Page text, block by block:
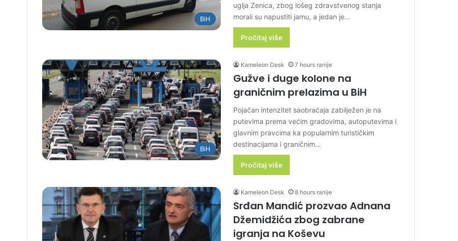
BiH
uglja Zenica, zbog lošeg zdravstvenog stanja
morali su napustiti jamu, a jedan je…
Pročitaj više
BiH
Kameleon Desk 7 hours ranije
Gužve i duge kolone na
graničnim prelazima u BiH
Pojačan intenzitet saobraćaja zabilježen je na
putevima prema većim gradovima, autoputevima i
glavnim pravcima ka popularnim turističkim
destinacijama i graničnim…
Pročitaj više
Kameleon Desk 8 hours ranije
Srđan Mandić prozvao Adnana
Džemidžića zbog zabrane
igranja na Koševu